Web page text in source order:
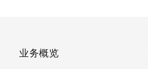
业务概览